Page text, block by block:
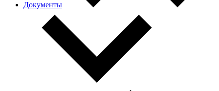
Документы